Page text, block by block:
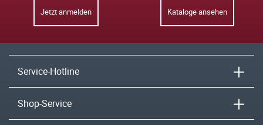
Jetzt anmelden Kataloge ansehen
Service-Hotline
Shop-Service